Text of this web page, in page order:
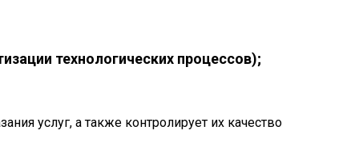
технологических процессов);
услуг, а также контролирует их качество